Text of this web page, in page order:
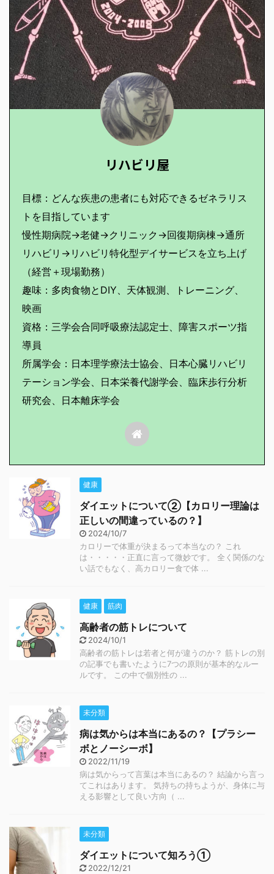
リハビリ屋
目標：どんな疾患の患者にも対応できるゼネラリス
トを目指しています
慢性期病院→老健→クリニック→回復期病棟→通所
リハビリ→リハビリ特化型デイサービスを立ち上げ
（経営＋現場勤務）
趣味：多肉食物とDIY、天体観測、トレーニング、
映画
資格：三学会合同呼吸療法認定士、障害スポーツ指
導員
所属学会：日本理学療法士協会、日本心臓リハビリ
テーション学会、日本栄養代謝学会、臨床歩行分析
研究会、日本離床学会
健康
ダイエットについて②【カロリー理論は
正しいの間違っているの？】
2024/10/7
カロリーで体重が決まるって本当なの？ これ
は・・・・・正直に言って微妙です。 全く関係のな
い話でもなく、高カロリー食で体 ...
健康 筋肉
高齢者の筋トレについて
2024/10/1
高齢者の筋トレは若者と何が違うのか？ 筋トレの別
の記事でも書いたように7つの原則が基本的なルー
ルです。 この中で個別性の ...
未分類
病は気からは本当にあるの？【プラシー
ボとノーシーボ】
2022/11/19
病は気からって言葉は本当にあるの？ 結論から言っ
てこれはあります。 気持ちの持ちようが、身体に与
える影響として良い方向（ ...
未分類
ダイエットについて知ろう①
2022/12/21